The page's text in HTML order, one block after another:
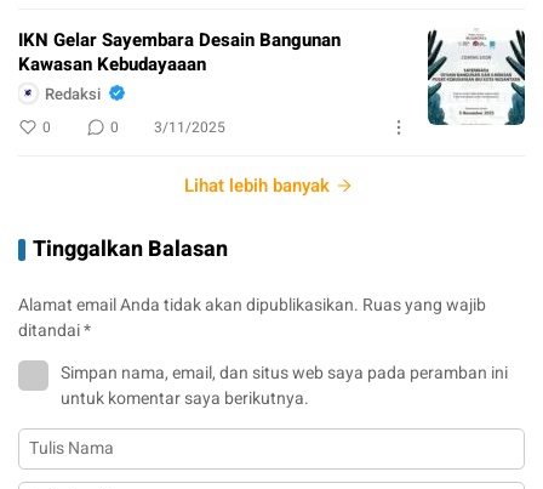
IKN Gelar Sayembara Desain Bangunan
Kawasan Kebudayaaan
Redaksi
0 0 3/11/2025
Lihat lebih banyak
Tinggalkan Balasan
Alamat email Anda tidak akan dipublikasikan. Ruas yang wajib
ditandai*
Simpan nama, email, dan situs web saya pada peramban ini
untuk komentar saya berikutnya.